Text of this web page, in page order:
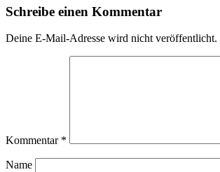
Schreibe einen Kommentar
Deine E-Mail-Adresse wird nicht veröffentlicht.
Kommentar *
Name